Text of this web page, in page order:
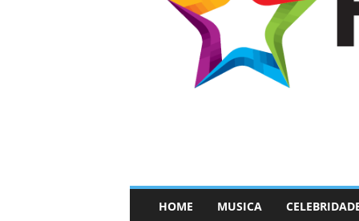
HOME MUSICA